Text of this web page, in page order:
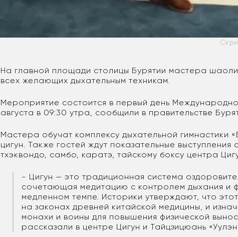
На главной площади столицы Бурятии мастера
всех желающих дыхательным техникам.
Мероприятие состоится в первый день
августа в 09:30 утра, сообщили в правительстве
Мастера обучат комплексу дыхательной гимнастики
цигун. Также гостей ждут показательные
тхэквондо, самбо, каратэ, тайскому боксу центра
- Цигун — это традиционная система
сочетающая медитацию с контролем дыхания и
медленном темпе. Историки утверждают, что
на законах древней китайской медицины, и
монахи и воины для повышения физической
рассказали в центре Цигун и Тайцзицюань